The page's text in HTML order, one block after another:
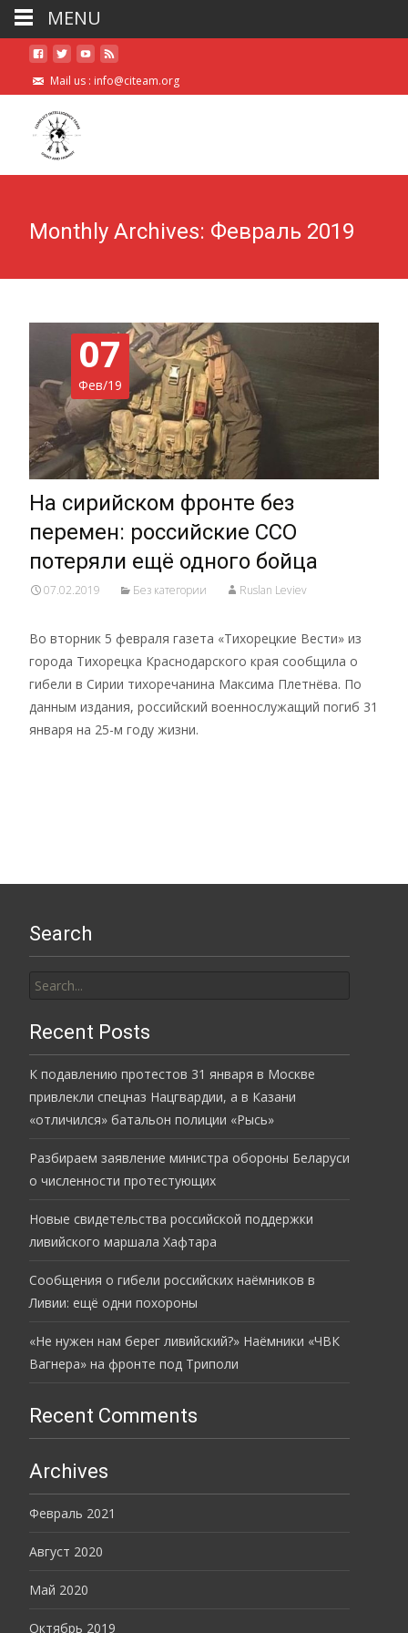
Mail us : info@citeam.org
Monthly Archives: Февраль 2019
07
Фев/19
На сирийском фронте без
перемен: российские ССО
потеряли ещё одного бойца
07.02.2019 Без категории Ruslan Leviev
Во вторник 5 февраля газета «Тихорецкие Вести» из
города Тихорецка Краснодарского края сообщила о
гибели в Сирии тихоречанина Максима Плетнёва. По
данным издания, российский военнослужащий погиб 31
января на 25-м году жизни.
Search
for:
Recent Posts
К подавлению протестов 31 января в Москве
привлекли спецназ Нацгвардии, а в Казани
«отличился» батальон полиции «Рысь»
Разбираем заявление министра обороны Беларуси
о численности протестующих
Новые свидетельства российской поддержки
ливийского маршала Хафтара
Сообщения о гибели российских наёмников в
Ливии: ещё одни похороны
«Не нужен нам берег ливийский?» Наёмники «ЧВК
Вагнера» на фронте под Триполи
Recent Comments
Archives
Февраль 2021
Август 2020
Май 2020
Октябрь 2019
MENU